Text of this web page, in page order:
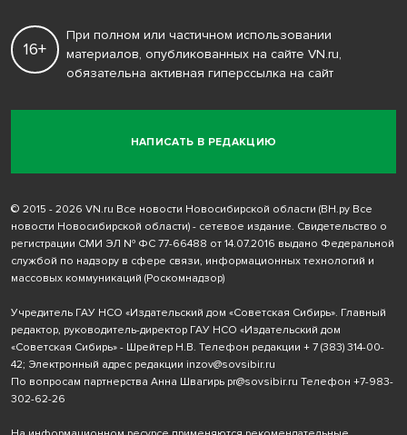
НАПИСАТЬ В РЕДАКЦИЮ
16+
При полном или частичном использовании
материалов, опубликованных на сайте VN.ru,
обязательна активная гиперссылка на сайт
© 2015 - 2026 VN.ru Все новости Новосибирской области (ВН.ру Все
новости Новосибирской области) - сетевое издание. Свидетельство о
регистрации СМИ ЭЛ № ФС 77-66488 от 14.07.2016 выдано Федеральной
службой по надзору в сфере связи, информационных технологий и
массовых коммуникаций (Роскомнадзор)
Учредитель ГАУ НСО «Издательский дом «Советская Сибирь». Главный
редактор, руководитель-директор ГАУ НСО «Издательский дом
«Советская Сибирь» - Шрейтер Н.В. Телефон редакции + 7 (383) 314-00-
42; Электронный адрес редакции inzov@sovsibir.ru
По вопросам партнерства Анна Швагирь pr@sovsibir.ru Телефон +7-983-
302-62-26